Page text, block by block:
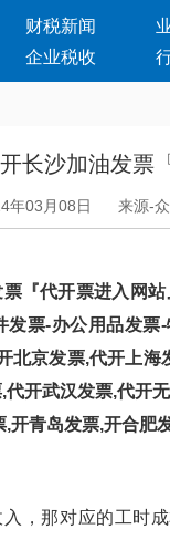
财税新闻
企业税收
长沙加油发票
年03月08日 来源-
『代开票进入网站
票-办公用品发
北京发票,代开上
开武汉发票,代开
开青岛发票,开合肥
，那对应的工时成